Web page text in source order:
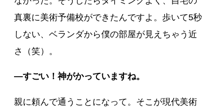
真裏に美術予備校ができたんですよ。歩いて5秒
しない、ベランダから僕の部屋が見えちゃう近
さ（笑）。
―すごい！神がかっていますね。
親に頼んで通うことになって。そこが現代美術